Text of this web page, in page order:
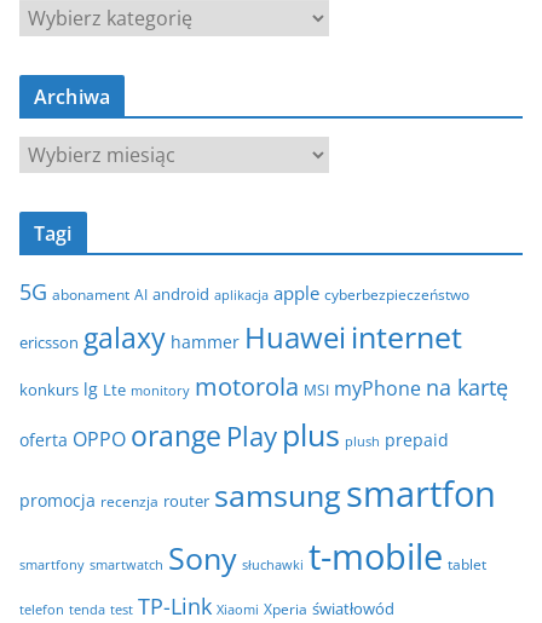
K
t
g
e
Archiwa
A
c
w
Tagi
5G abonament AI android aplikacja apple cyberbezpieczeństwo
ericsson galaxy hammer Huawei internet
konkurs lg Lte monitory motorola MSI myPhone na kartę
oferta OPPO orange Play plus plush prepaid
promocja recenzja router samsungsmartfon
smartfony smartwatch Sony słuchawki t-mobile tablet
telefon tenda test TP-Link Xiaomi Xperia światłowód